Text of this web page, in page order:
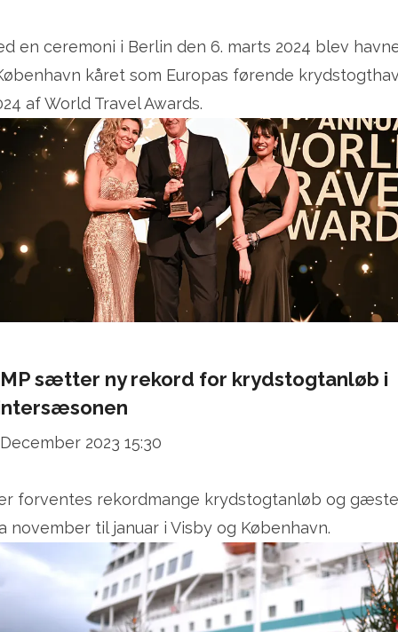
en ceremoni i Berlin den 6. marts 2024 blev
kåret som Europas førende
af World Travel Awards.
sætter ny rekord for krydstogtanløb i
2023 15:30
forventes rekordmange krydstogtanløb og
november til januar i Visby og København.